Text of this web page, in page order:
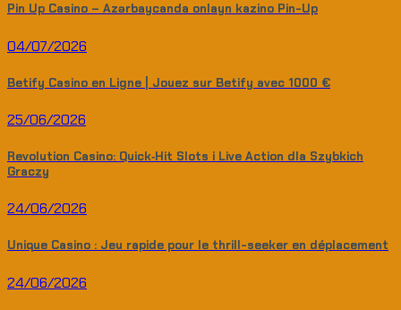
Pin Up Casino – Azərbaycanda onlayn kazino Pin-Up
04/07/2026
Betify Casino en Ligne | Jouez sur Betify avec 1000 €
25/06/2026
Revolution Casino: Quick‑Hit Slots i Live Action dla Szybkich
Graczy
24/06/2026
Unique Casino : Jeu rapide pour le thrill-seeker en déplacement
24/06/2026